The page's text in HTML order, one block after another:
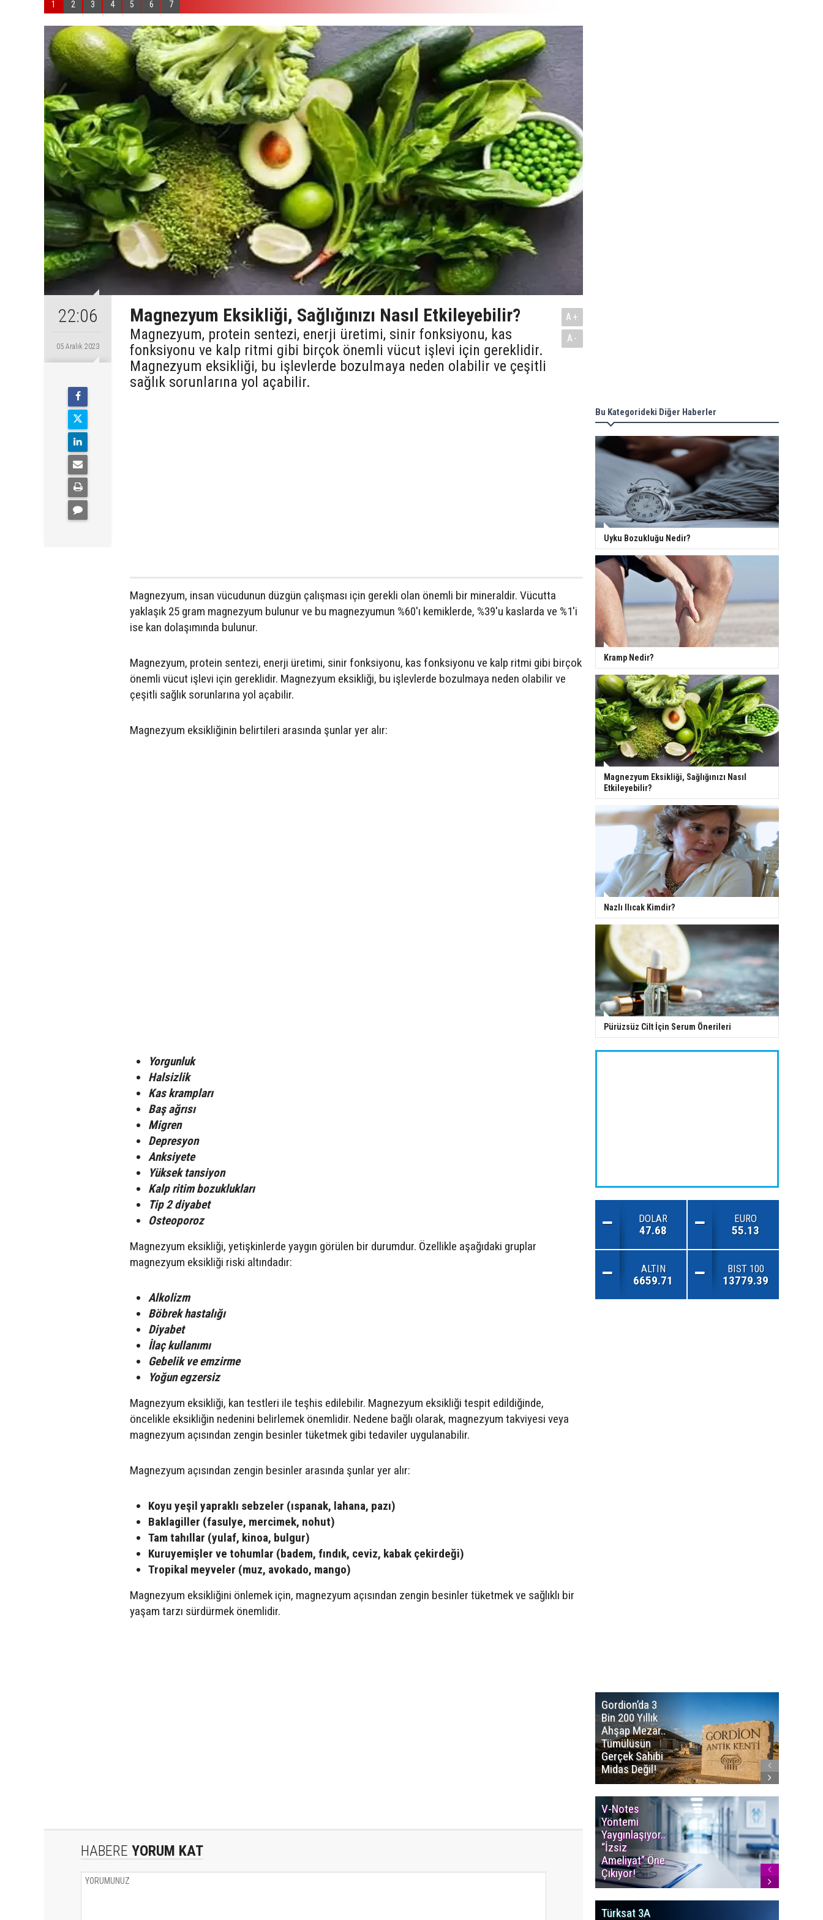
1 2 3 4 5 6 7
22:06
05 Aralık 2023
Magnezyum Eksikliği, Sağlığınızı Nasıl Etkileyebilir?
Magnezyum, protein sentezi, enerji üretimi, sinir fonksiyonu, kas
fonksiyonu ve kalp ritmi gibi birçok önemli vücut işlevi için gereklidir.
Magnezyum eksikliği, bu işlevlerde bozulmaya neden olabilir ve çeşitli
sağlık sorunlarına yol açabilir.
A+
A-
Magnezyum, insan vücudunun düzgün çalışması için gerekli olan önemli bir mineraldir. Vücutta
yaklaşık 25 gram magnezyum bulunur ve bu magnezyumun %60'ı kemiklerde, %39'u kaslarda ve %1'i
ise kan dolaşımında bulunur.
Magnezyum, protein sentezi, enerji üretimi, sinir fonksiyonu, kas fonksiyonu ve kalp ritmi gibi birçok
önemli vücut işlevi için gereklidir. Magnezyum eksikliği, bu işlevlerde bozulmaya neden olabilir ve
çeşitli sağlık sorunlarına yol açabilir.
Magnezyum eksikliğinin belirtileri arasında şunlar yer alır:
Yorgunluk
Halsizlik
Kas krampları
Baş ağrısı
Migren
Depresyon
Anksiyete
Yüksek tansiyon
Kalp ritim bozuklukları
Tip 2 diyabet
Osteoporoz
Magnezyum eksikliği, yetişkinlerde yaygın görülen bir durumdur. Özellikle aşağıdaki gruplar
magnezyum eksikliği riski altındadır:
Alkolizm
Böbrek hastalığı
Diyabet
İlaç kullanımı
Gebelik ve emzirme
Yoğun egzersiz
Magnezyum eksikliği, kan testleri ile teşhis edilebilir. Magnezyum eksikliği tespit edildiğinde,
öncelikle eksikliğin nedenini belirlemek önemlidir. Nedene bağlı olarak, magnezyum takviyesi veya
magnezyum açısından zengin besinler tüketmek gibi tedaviler uygulanabilir.
Magnezyum açısından zengin besinler arasında şunlar yer alır:
Koyu yeşil yapraklı sebzeler (ıspanak, lahana, pazı)
Baklagiller (fasulye, mercimek, nohut)
Tam tahıllar (yulaf, kinoa, bulgur)
Kuruyemişler ve tohumlar (badem, fındık, ceviz, kabak çekirdeği)
Tropikal meyveler (muz, avokado, mango)
Magnezyum eksikliğini önlemek için, magnezyum açısından zengin besinler tüketmek ve sağlıklı bir
yaşam tarzı sürdürmek önemlidir.
HABERE YORUM KAT
Bu Kategorideki Diğer Haberler
Uyku Bozukluğu Nedir?
Kramp Nedir?
Magnezyum Eksikliği, Sağlığınızı Nasıl
Etkileyebilir?
Nazlı Ilıcak Kimdir?
Pürüzsüz Cilt İçin Serum Önerileri
DOLAR
47.68
EURO
55.13
ALTIN
6659.71
BIST 100
13779.39
Gordion’da 3
Bin 200 Yıllık
Ahşap Mezar..
Tümülüsün
Gerçek Sahibi
Midas Değil!
V-Notes
Yöntemi
Yaygınlaşıyor..
“İzsiz
Ameliyat” Öne
Çıkıyor!
Türksat 3A